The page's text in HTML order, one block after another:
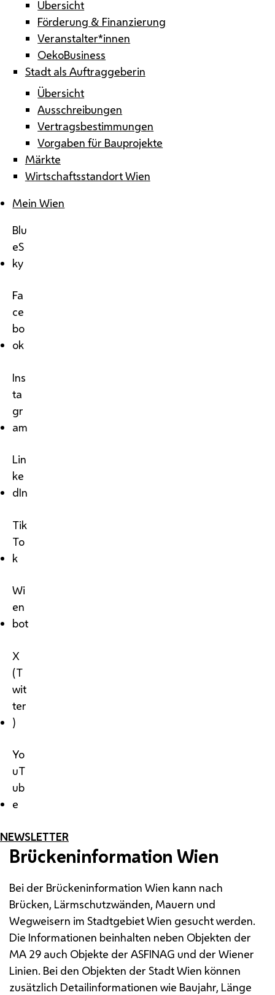
Übersicht
Förderung & Finanzierung
Veranstalter*innen
OekoBusiness
Stadt als Auftraggeberin
Übersicht
Ausschreibungen
Vertragsbestimmungen
Vorgaben für Bauprojekte
Märkte
Wirtschaftsstandort Wien
Mein Wien
Blu
eS
ky
Fa
ce
bo
ok
Ins
ta
gr
am
Lin
ke
dIn
Tik
To
k
Wi
en
bot
X
(T
wit
ter
)
Yo
uT
ub
e
NEWSLETTER
Brückeninformation Wien
Bei der Brückeninformation Wien kann nach
Brücken, Lärmschutzwänden, Mauern und
Wegweisern im Stadtgebiet Wien gesucht werden.
Die Informationen beinhalten neben Objekten der
MA 29 auch Objekte der ASFINAG und der Wiener
Linien. Bei den Objekten der Stadt Wien können
zusätzlich Detailinformationen wie Baujahr, Länge